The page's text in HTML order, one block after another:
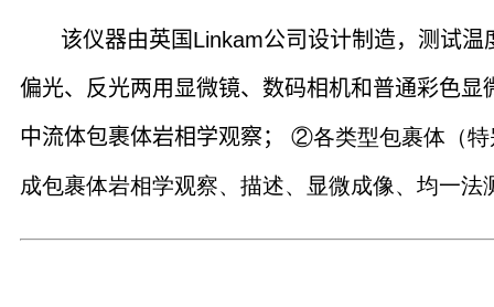
该仪器由英国 Linkam公司设计制造，测试温
偏光、反光两用显微镜、数码相机和普通彩色
中流体包裹体岩相学观察；
②各类型包裹体（
成包裹体岩相学观察、描述、显微成像、均一法